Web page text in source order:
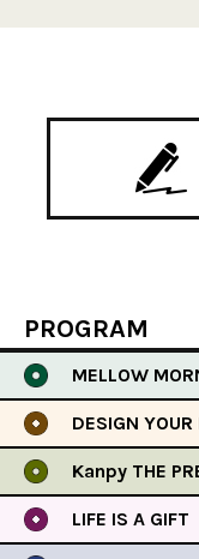
PROGRAM
MELLOW
DESIGN YOUR
Kanpy THE
LIFE IS A GIFT